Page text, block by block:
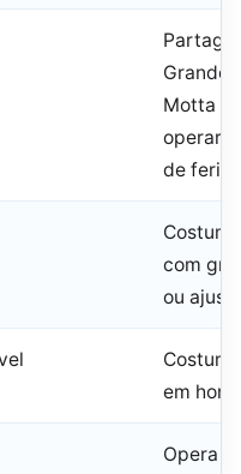
Partage
Grande
Motta
operar
de
com
ou
em
Opera